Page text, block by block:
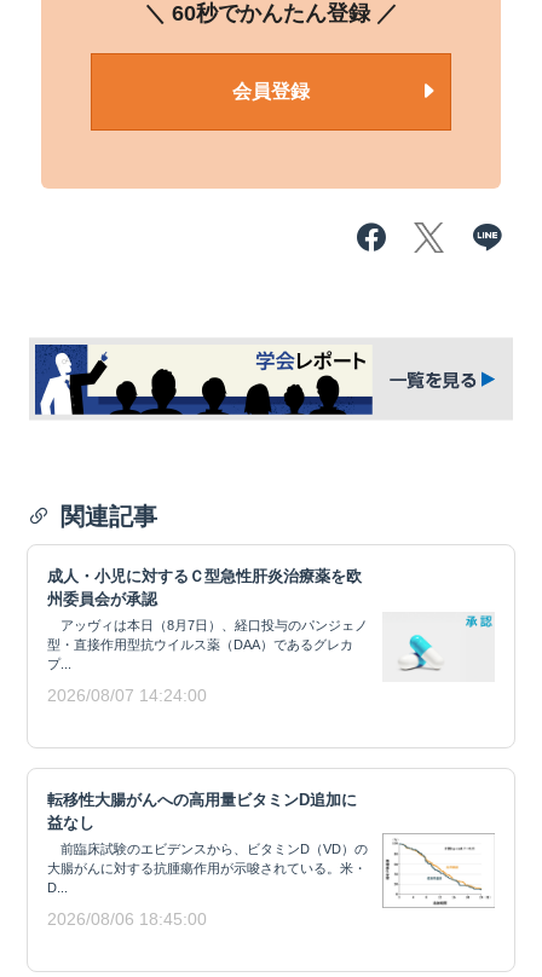
＼ 60秒でかんたん登録 ／
会員登録
関連記事
成人・小児に対するＣ型急性肝炎治療薬を欧
州委員会が承認
アッヴィは本日（8月7日）、経口投与のパンジェノ
型・直接作用型抗ウイルス薬（DAA）であるグレカ
プ...
2026/08/07 14:24:00
転移性大腸がんへの高用量ビタミンD追加に
益なし
前臨床試験のエビデンスから、ビタミンD（VD）の
大腸がんに対する抗腫瘍作用が示唆されている。米・
D...
2026/08/06 18:45:00